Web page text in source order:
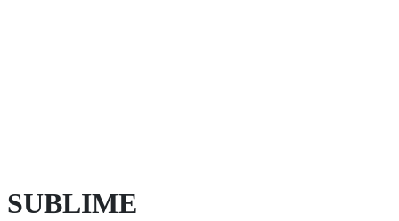
SUBLIME